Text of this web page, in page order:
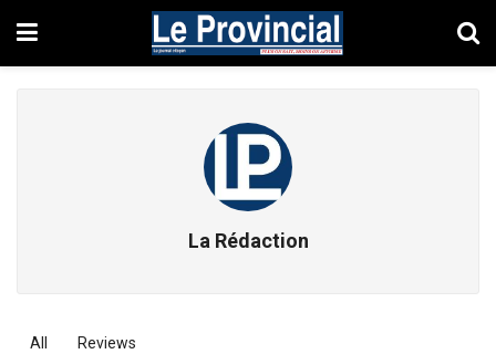
La Rédaction
All Reviews